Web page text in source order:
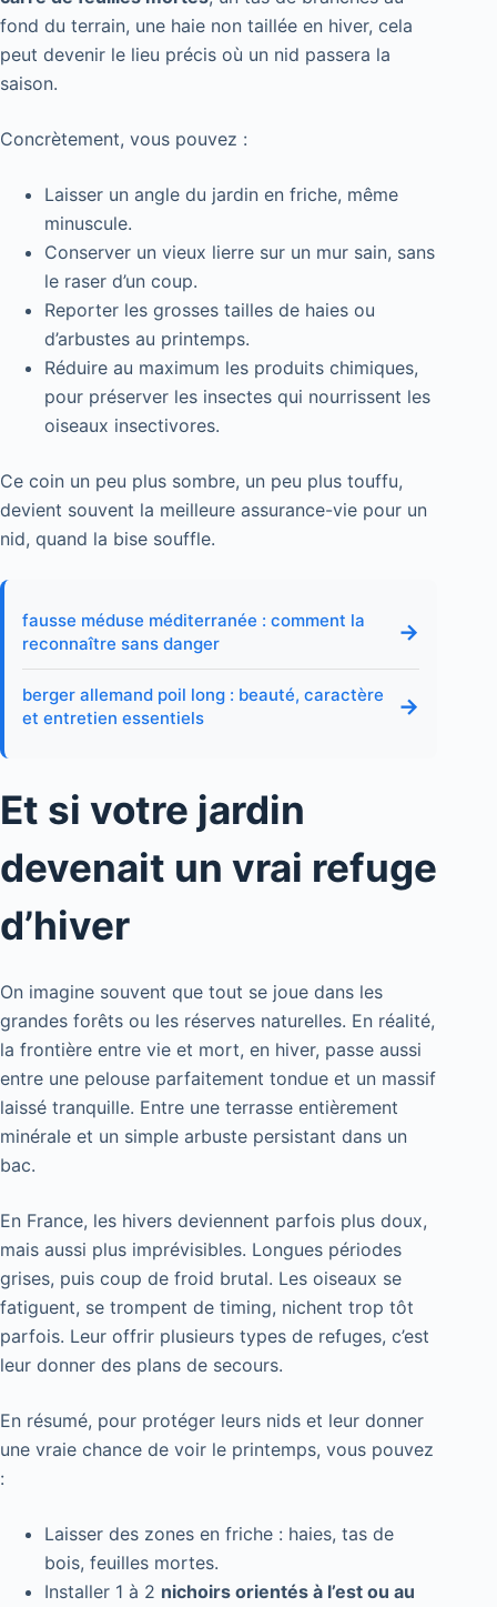
fond du terrain, une haie non taillée en hiver, cela
peut devenir le lieu précis où un nid passera la
saison.
Concrètement, vous pouvez :
Laisser un angle du jardin en friche, même
minuscule.
Conserver un vieux lierre sur un mur sain, sans
le raser d’un coup.
Reporter les grosses tailles de haies ou
d’arbustes au printemps.
Réduire au maximum les produits chimiques,
pour préserver les insectes qui nourrissent les
oiseaux insectivores.
Ce coin un peu plus sombre, un peu plus touffu,
devient souvent la meilleure assurance-vie pour un
nid, quand la bise souffle.
fausse méduse méditerranée : comment la
reconnaître sans danger
→
berger allemand poil long : beauté, caractère
et entretien essentiels
→
Et si votre jardin
devenait un vrai refuge
d’hiver
On imagine souvent que tout se joue dans les
grandes forêts ou les réserves naturelles. En réalité,
la frontière entre vie et mort, en hiver, passe aussi
entre une pelouse parfaitement tondue et un massif
laissé tranquille. Entre une terrasse entièrement
minérale et un simple arbuste persistant dans un
bac.
En France, les hivers deviennent parfois plus doux,
mais aussi plus imprévisibles. Longues périodes
grises, puis coup de froid brutal. Les oiseaux se
fatiguent, se trompent de timing, nichent trop tôt
parfois. Leur offrir plusieurs types de refuges, c’est
leur donner des plans de secours.
En résumé, pour protéger leurs nids et leur donner
une vraie chance de voir le printemps, vous pouvez
:
Laisser des zones en friche : haies, tas de
bois, feuilles mortes.
Installer 1 à 2 nichoirs orientés à l’est ou au